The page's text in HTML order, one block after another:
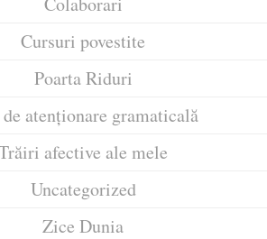
Cursuri povestite
Poarta Riduri
atenționare gramaticală
afective ale mele
Uncategorized
Zice Dunia